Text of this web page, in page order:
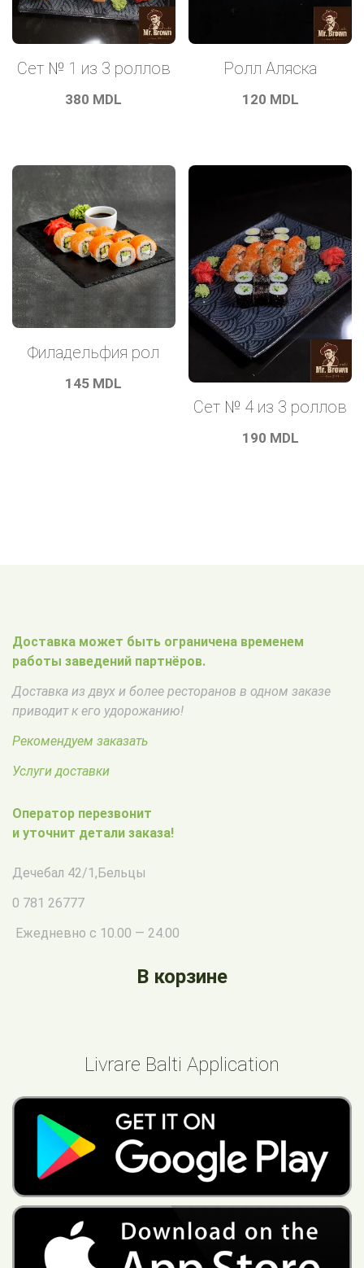
Сет № 1 из 3 роллов
380 MDL
Ролл Аляска
120 MDL
Филадельфия рол
145 MDL
Сет № 4 из 3 роллов
190 MDL
Доставка может быть ограничена временем
работы заведений партнёров.
Доставка из двух и более ресторанов в одном заказе
приводит к его удорожанию!
Рекомендуем заказать
Услуги доставки
Оператор перезвонит
и уточнит детали заказа!
Дечебал 42/1 , Бельцы
0 781 26777
Ежедневно с 10.00 — 24.00
В корзине
Livrare Balti Application